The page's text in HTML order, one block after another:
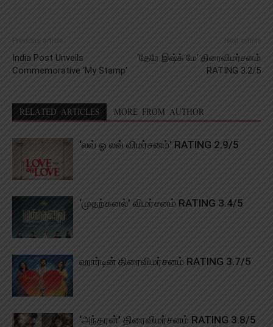
Previous article
India Post Unveils
Commemorative ‘My Stamp’
Next article
‘தேரே இஷ்க் மே’ திரைவிமர்சனம்
RATING 3.2/5
RELATED ARTICLES MORE FROM AUTHOR
‘லவ் ஓ லவ் விமர்சனம்’ RATING 2.9/5
‘முதற்கனல்’ விமர்சனம் RATING 3.4/5
ஹார்டின் திரைவிமர்சனம் RATING 3.7/5
‘அந்தரன்’ திரைவிமர்சனம் RATING 3.8/5